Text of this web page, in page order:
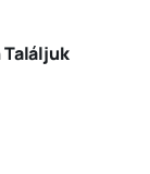
Találjuk